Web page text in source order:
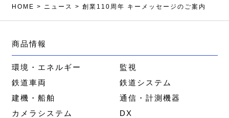
HOME > ニュース > 創業110周年 キーメッセージのご案内
商品情報
環境・エネルギー
監視
鉄道車両
鉄道システム
建機・船舶
通信・計測機器
カメラシステム
DX